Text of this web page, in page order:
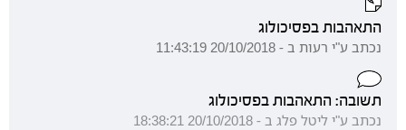
התאהבות בפסיכולוג
נכתב ע"י רעות ב - 20/10/2018 11:43:19
תשובה: התאהבות בפסיכולוג
נכתב ע"י ליטל פלג ב - 20/10/2018 18:38:21